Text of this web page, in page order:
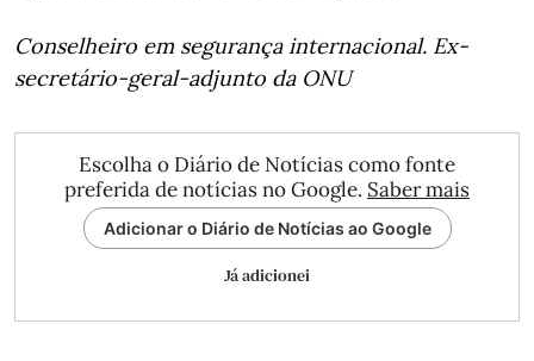
Conselheiro em segurança internacional. Ex-
secretário-geral-adjunto da ONU
Escolha o Diário de Notícias como fonte
preferida de notícias no Google. Saber mais
Adicionar o Diário de Notícias ao Google
Já adicionei